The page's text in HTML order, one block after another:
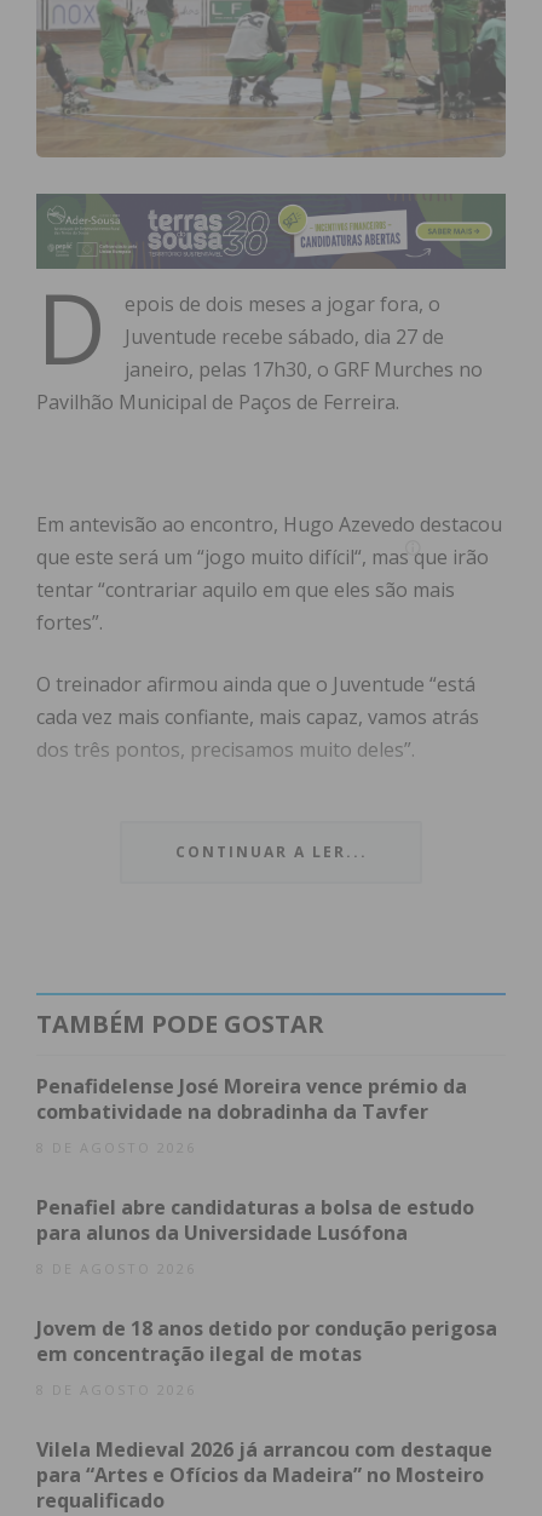
D epois de dois meses a jogar fora, o
Juventude recebe sábado, dia 27 de
janeiro, pelas 17h30, o GRF Murches no
Pavilhão Municipal de Paços de Ferreira.
Em antevisão ao encontro, Hugo Azevedo destacou
que este será um “jogo muito difícil“, mas que irão
tentar “contrariar aquilo em que eles são mais
fortes”.
O treinador afirmou ainda que o Juventude “está
cada vez mais confiante, mais capaz, vamos atrás
dos três pontos, precisamos muito deles”.
“implementar o nosso jogo, sabemos aquilo em
Subscreva a newsletter do
Imediato
obtenha de forma regular a informação
atualizada.
CONTINUAR A LER...
TAMBÉM PODE GOSTAR
Penafidelense José Moreira vence prémio da
combatividade na dobradinha da Tavfer
8 DE AGOSTO 2026
Penafiel abre candidaturas a bolsa de estudo
para alunos da Universidade Lusófona
8 DE AGOSTO 2026
Jovem de 18 anos detido por condução perigosa
em concentração ilegal de motas
8 DE AGOSTO 2026
Vilela Medieval 2026 já arrancou com destaque
para “Artes e Ofícios da Madeira” no Mosteiro
requalificado